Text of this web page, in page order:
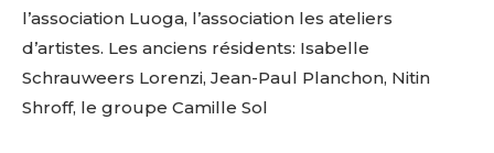
l’association Luoga, l’association les ateliers
d’artistes. Les anciens résidents: Isabelle
Schrauweers Lorenzi, Jean-Paul Planchon, Nitin
Shroff, le groupe Camille Sol